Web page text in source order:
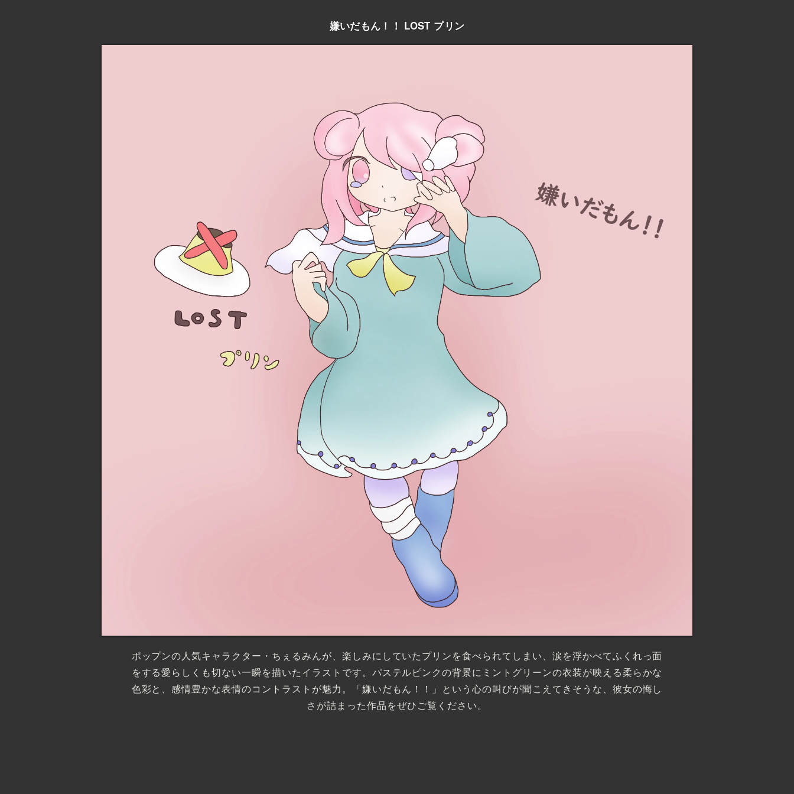
嫌いだもん！！ LOST プリン
ポップンの人気キャラクター・ちぇるみんが、楽しみにしていたプリンを食べられてしまい、涙を浮かべてふくれっ面
をする愛らしくも切ない一瞬を描いたイラストです。パステルピンクの背景にミントグリーンの衣装が映える柔らかな
色彩と、感情豊かな表情のコントラストが魅力。「嫌いだもん！！」という心の叫びが聞こえてきそうな、彼女の悔し
さが詰まった作品をぜひご覧ください。